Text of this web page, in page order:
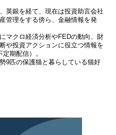
英銀を経て、現在は投資助言会社
管理をする傍ら、金融情報を発
マクロ経済分析やFEDの動向、財
や投資アクションに役立つ情報を
期配信）。
9匹の保護猫と暮らしている猫好